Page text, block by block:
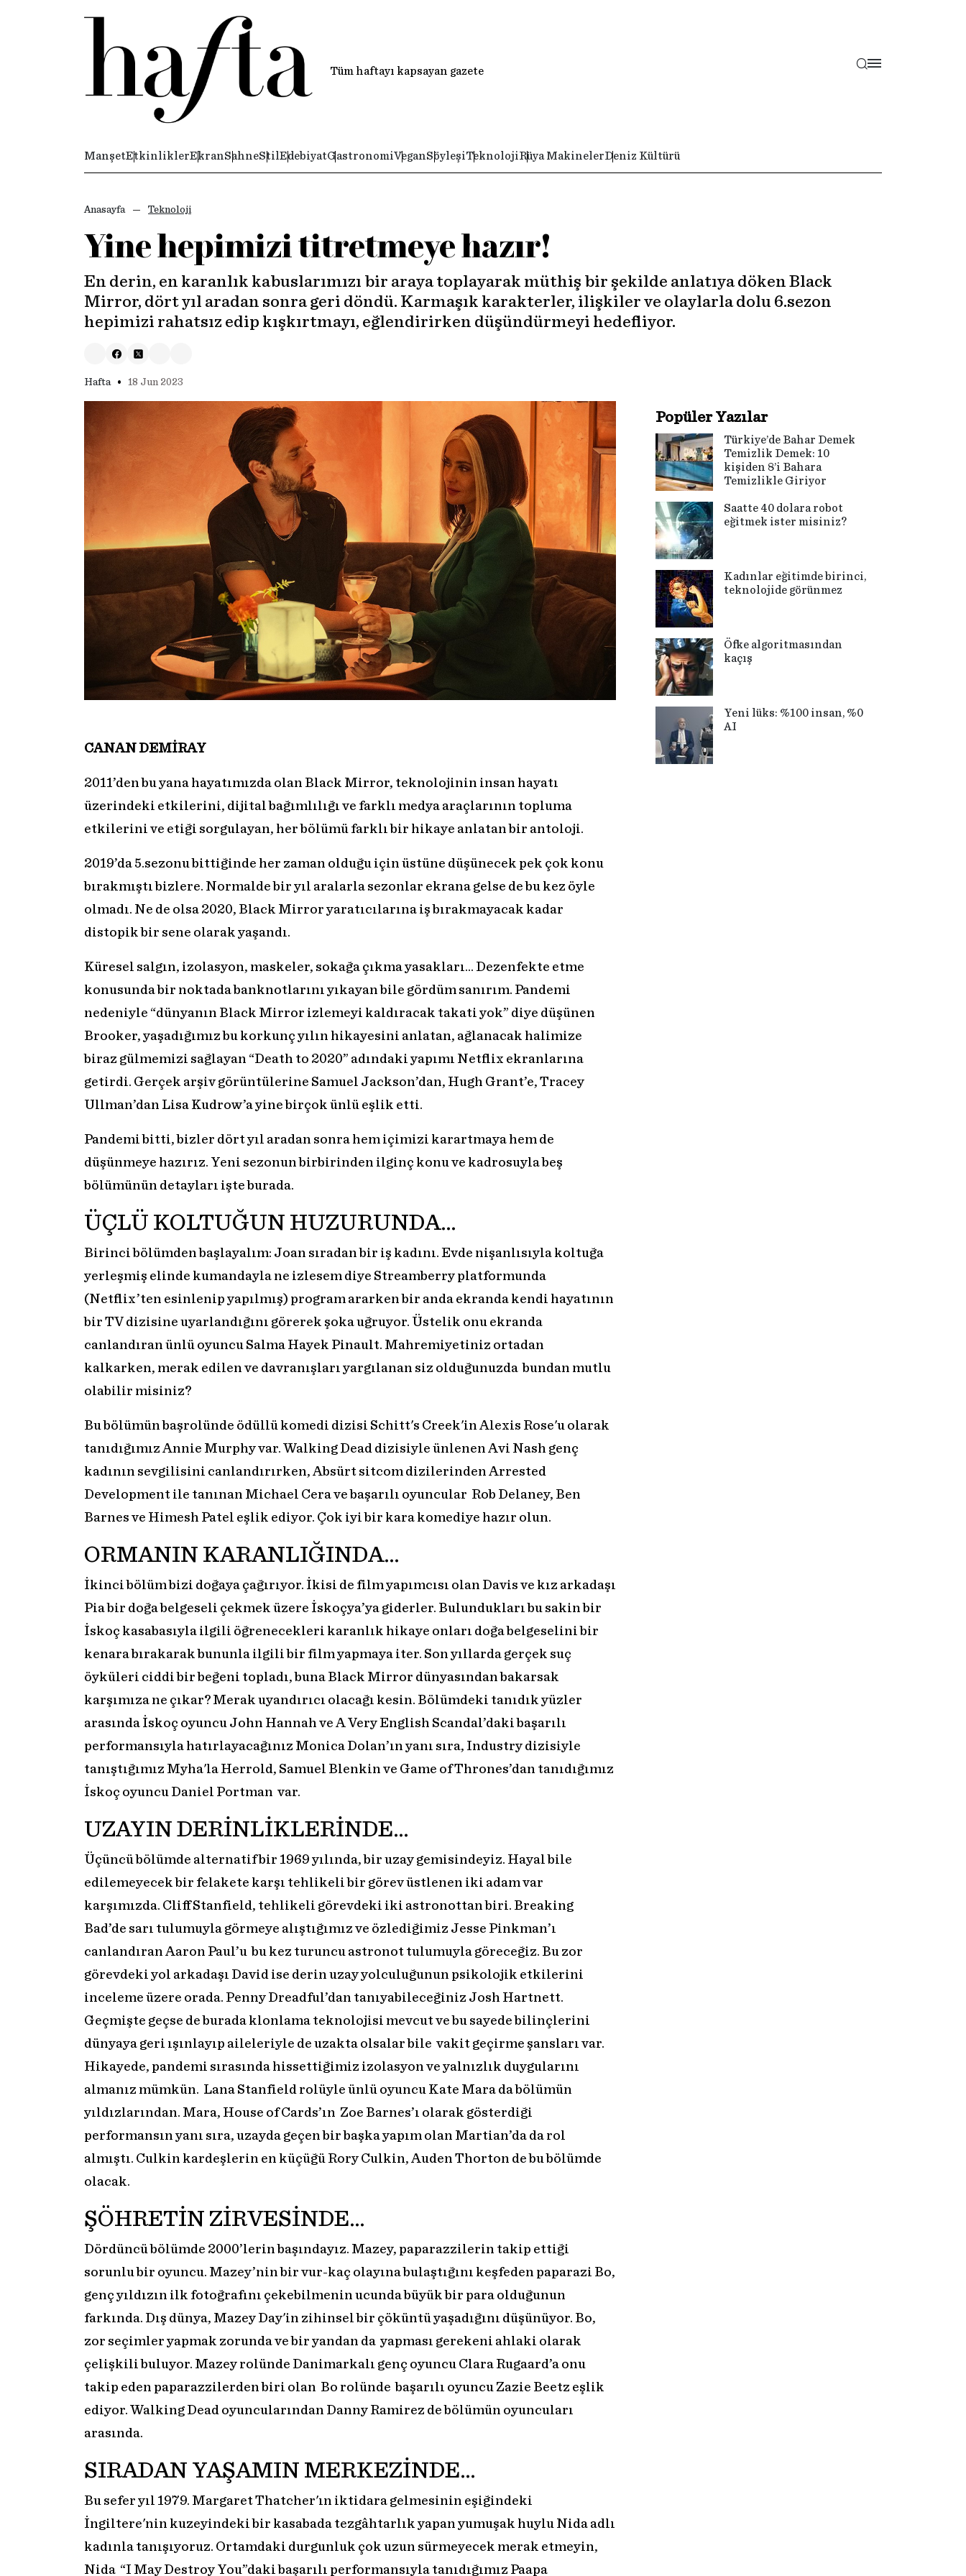
Tüm haftayı kapsayan gazete
ManşetEtkinliklerEkranSahneStil EdebiyatGastronomiVeganSöyleşiTeknolojiRüya MakinelerDeniz Kültürü
Anasayfa Teknoloji
Yine hepimizi titretmeye hazır!
En derin, en karanlık kabuslarımızı bir araya toplayarak müthiş bir şekilde anlatıya döken Black
Mirror, dört yıl aradan sonra geri döndü. Karmaşık karakterler, ilişkiler ve olaylarla dolu 6.sezon
hepimizi rahatsız edip kışkırtmayı, eğlendirirken düşündürmeyi hedefliyor.
Hafta • 18 Jun 2023
CANAN DEMİRAY
2011’den bu yana hayatımızda olan Black Mirror, teknolojinin insan hayatı
üzerindeki etkilerini, dijital bağımlılığı ve farklı medya araçlarının topluma
etkilerini ve etiği sorgulayan, her bölümü farklı bir hikaye anlatan bir antoloji.
2019’da 5.sezonu bittiğinde her zaman olduğu için üstüne düşünecek pek çok konu
bırakmıştı bizlere. Normalde bir yıl aralarla sezonlar ekrana gelse de bu kez öyle
olmadı. Ne de olsa 2020, Black Mirror yaratıcılarına iş bırakmayacak kadar
distopik bir sene olarak yaşandı.
Küresel salgın, izolasyon, maskeler, sokağa çıkma yasakları… Dezenfekte etme
konusunda bir noktada banknotlarını yıkayan bile gördüm sanırım. Pandemi
nedeniyle “dünyanın Black Mirror izlemeyi kaldıracak takati yok” diye düşünen
Brooker, yaşadığımız bu korkunç yılın hikayesini anlatan, ağlanacak halimize
biraz gülmemizi sağlayan “Death to 2020” adındaki yapımı Netflix ekranlarına
getirdi. Gerçek arşiv görüntülerine Samuel Jackson’dan, Hugh Grant’e, Tracey
Ullman’dan Lisa Kudrow’a yine birçok ünlü eşlik etti.
Pandemi bitti, bizler dört yıl aradan sonra hem içimizi karartmaya hem de
düşünmeye hazırız. Yeni sezonun birbirinden ilginç konu ve kadrosuyla beş
bölümünün detayları işte burada.
ÜÇLÜ KOLTUĞUN HUZURUNDA…
Birinci bölümden başlayalım: Joan sıradan bir iş kadını. Evde nişanlısıyla koltuğa
yerleşmiş elinde kumandayla ne izlesem diye Streamberry platformunda
(Netflix’ten esinlenip yapılmış) program ararken bir anda ekranda kendi hayatının
bir TV dizisine uyarlandığını görerek şoka uğruyor. Üstelik onu ekranda
canlandıran ünlü oyuncu Salma Hayek Pinault. Mahremiyetiniz ortadan
kalkarken, merak edilen ve davranışları yargılanan siz olduğunuzda bundan mutlu
olabilir misiniz?
Bu bölümün başrolünde ödüllü komedi dizisi Schitt's Creek'in Alexis Rose'u olarak
tanıdığımız Annie Murphy var. Walking Dead dizisiyle ünlenen Avi Nash genç
kadının sevgilisini canlandırırken, Absürt sitcom dizilerinden Arrested
Development ile tanınan Michael Cera ve başarılı oyuncular Rob Delaney, Ben
Barnes ve Himesh Patel eşlik ediyor. Çok iyi bir kara komediye hazır olun.
ORMANIN KARANLIĞINDA…
İkinci bölüm bizi doğaya çağırıyor. İkisi de film yapımcısı olan Davis ve kız arkadaşı
Pia bir doğa belgeseli çekmek üzere İskoçya’ya giderler. Bulundukları bu sakin bir
İskoç kasabasıyla ilgili öğrenecekleri karanlık hikaye onları doğa belgeselini bir
kenara bırakarak bununla ilgili bir film yapmaya iter. Son yıllarda gerçek suç
öyküleri ciddi bir beğeni topladı, buna Black Mirror dünyasından bakarsak
karşımıza ne çıkar? Merak uyandırıcı olacağı kesin. Bölümdeki tanıdık yüzler
arasında İskoç oyuncu John Hannah ve A Very English Scandal’daki başarılı
performansıyla hatırlayacağınız Monica Dolan’ın yanı sıra, Industry dizisiyle
tanıştığımız Myha'la Herrold, Samuel Blenkin ve Game of Thrones’dan tanıdığımız
İskoç oyuncu Daniel Portman var.
UZAYIN DERİNLİKLERİNDE…
Üçüncü bölümde alternatif bir 1969 yılında, bir uzay gemisindeyiz. Hayal bile
edilemeyecek bir felakete karşı tehlikeli bir görev üstlenen iki adam var
karşımızda. Cliff Stanfield, tehlikeli görevdeki iki astronottan biri. Breaking
Bad’de sarı tulumuyla görmeye alıştığımız ve özlediğimiz Jesse Pinkman’ı
canlandıran Aaron Paul’u bu kez turuncu astronot tulumuyla göreceğiz. Bu zor
görevdeki yol arkadaşı David ise derin uzay yolculuğunun psikolojik etkilerini
inceleme üzere orada. Penny Dreadful’dan tanıyabileceğiniz Josh Hartnett.
Geçmişte geçse de burada klonlama teknolojisi mevcut ve bu sayede bilinçlerini
dünyaya geri ışınlayıp aileleriyle de uzakta olsalar bile vakit geçirme şansları var.
Hikayede, pandemi sırasında hissettiğimiz izolasyon ve yalnızlık duygularını
almanız mümkün. Lana Stanfield rolüyle ünlü oyuncu Kate Mara da bölümün
yıldızlarından. Mara, House of Cards’ın Zoe Barnes’ı olarak gösterdiği
performansın yanı sıra, uzayda geçen bir başka yapım olan Martian’da da rol
almıştı. Culkin kardeşlerin en küçüğü Rory Culkin, Auden Thorton de bu bölümde
olacak.
ŞÖHRETİN ZİRVESİNDE…
Dördüncü bölümde 2000’lerin başındayız. Mazey, paparazzilerin takip ettiği
sorunlu bir oyuncu. Mazey’nin bir vur-kaç olayına bulaştığını keşfeden paparazi Bo,
genç yıldızın ilk fotoğrafını çekebilmenin ucunda büyük bir para olduğunun
farkında. Dış dünya, Mazey Day'in zihinsel bir çöküntü yaşadığını düşünüyor. Bo,
zor seçimler yapmak zorunda ve bir yandan da yapması gerekeni ahlaki olarak
çelişkili buluyor. Mazey rolünde Danimarkalı genç oyuncu Clara Rugaard’a onu
takip eden paparazzilerden biri olan Bo rolünde başarılı oyuncu Zazie Beetz eşlik
ediyor. Walking Dead oyuncularından Danny Ramirez de bölümün oyuncuları
arasında.
SIRADAN YAŞAMIN MERKEZİNDE…
Bu sefer yıl 1979. Margaret Thatcher'ın iktidara gelmesinin eşiğindeki
İngiltere'nin kuzeyindeki bir kasabada tezgâhtarlık yapan yumuşak huylu Nida adlı
kadınla tanışıyoruz. Ortamdaki durgunluk çok uzun sürmeyecek merak etmeyin,
Nida “I May Destroy You”daki başarılı performansıyla tanıdığımız Paapa
Popüler Yazılar
Türkiye’de Bahar Demek
Temizlik Demek: 10
kişiden 8’i Bahara
Temizlikle Giriyor
Saatte 40 dolara robot
eğitmek ister misiniz?
Kadınlar eğitimde birinci,
teknolojide görünmez
Öfke algoritmasından
kaçış
Yeni lüks: %100 insan, %0
AI